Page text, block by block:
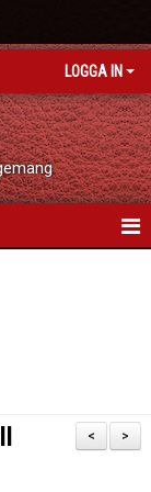
LOGGA IN
>
<